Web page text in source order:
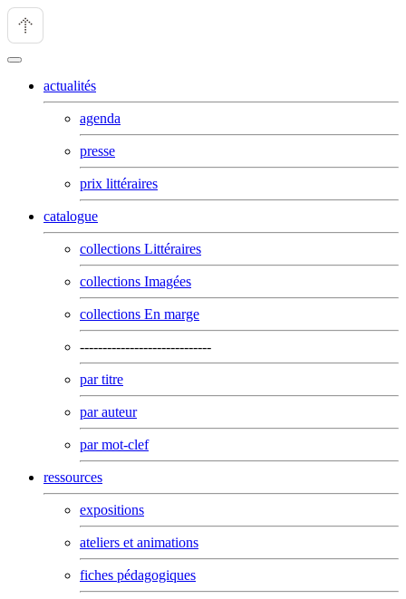
actualités
agenda
presse
prix littéraires
catalogue
collections Littéraires
collections Imagées
collections En marge
-----------------------------
par titre
par auteur
par mot-clef
ressources
expositions
ateliers et animations
fiches pédagogiques